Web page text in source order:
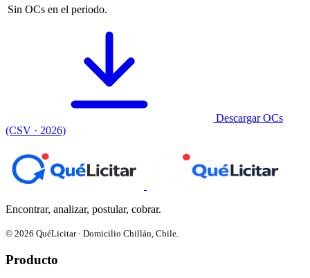
Sin OCs en el periodo.
Descargar OCs
(CSV · 2026)
Encontrar, analizar, postular, cobrar.
© 2026 QuéLicitar · Domicilio Chillán, Chile.
Producto